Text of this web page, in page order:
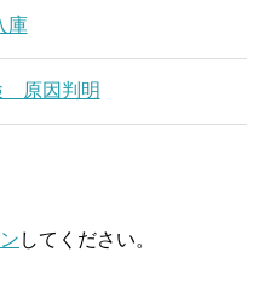
庫
原因判明
してください。